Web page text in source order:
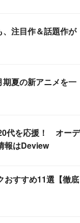
注目作＆話題作が
期夏の新アニメを一
代を応援！ オーデ
報はDeview
おすすめ11選【徹底